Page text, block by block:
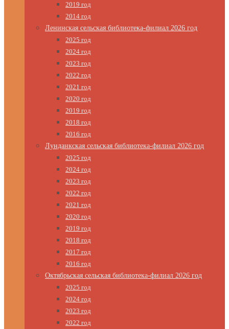
2019 год
2014 год
Ленинская сельская библиотека-филиал 2026 год
2025 год
2024 год
2023 год
2022 год
2021 год
2020 год
2019 год
2018 год
2016 год
Лунданкская сельская библиотека-филиал 2026 год
2025 год
2024 год
2023 год
2022 год
2021 год
2020 год
2019 год
2018 год
2017 год
2016 год
Октябрьская сельская библиотека-филиал 2026 год
2025 год
2024 год
2023 год
2022 год